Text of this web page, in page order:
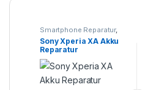
Smartphone Reparatur,
SONY ,Xperia X - XA - XZ
Sony Xperia XA Akku
Reparatur